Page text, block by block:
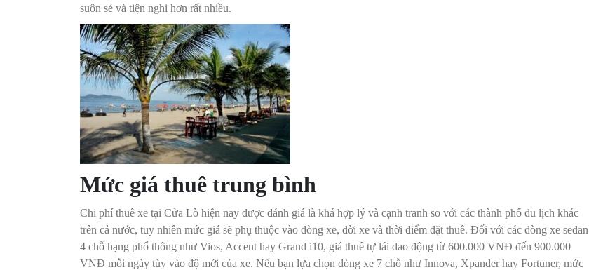
suôn sẻ và tiện nghi hơn rất nhiều.
Mức giá thuê trung bình
Chi phí thuê xe tại Cửa Lò hiện nay được đánh giá là khá hợp lý và cạnh tranh so với các thành phố du lịch khác
trên cả nước, tuy nhiên mức giá sẽ phụ thuộc vào dòng xe, đời xe và thời điểm đặt thuê. Đối với các dòng xe sedan
4 chỗ hạng phổ thông như Vios, Accent hay Grand i10, giá thuê tự lái dao động từ 600.000 VNĐ đến 900.000
VNĐ mỗi ngày tùy vào độ mới của xe. Nếu bạn lựa chọn dòng xe 7 chỗ như Innova, Xpander hay Fortuner, mức